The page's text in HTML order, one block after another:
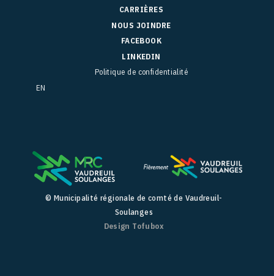
CARRIÈRES
NOUS JOINDRE
FACEBOOK
LINKEDIN
Politique de confidentialité
EN
© Municipalité régionale de comté de Vaudreuil-
Soulanges
Design Tofubox